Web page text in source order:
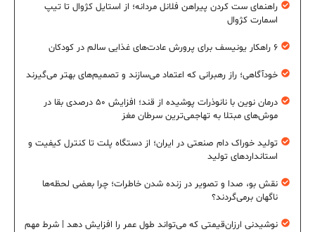
راهنمای ست کردن پیراهن فلانل مردانه؛ از استایل کژوال تا تیپ
اسمارت کژوال
۶ راهکار یونیسف برای پرورش عادت‌های غذایی سالم در کودکان
خودآگاهی؛ راز رهبرانی که اعتماد می‌سازند و تصمیم‌های بهتر می‌گیرند
درمان نوین با نانوذرات پوشیده از قند؛ افزایش ۵۰ درصدی بقا در
موش‌های مبتلا به تهاجمی‌ترین سرطان مغز
تولید خوراک دام صنعتی در ایران؛ از دستگاه پلت تا کنترل کیفیت و
استانداردهای تولید
نقش بو، صدا و تصویر در زنده شدن خاطرات؛ چرا بعضی لحظه‌ها
ناگهان برمی‌گردند؟
نوشیدنی ارزان‌قیمتی که می‌تواند طول عمر را افزایش دهد | شرط مهم